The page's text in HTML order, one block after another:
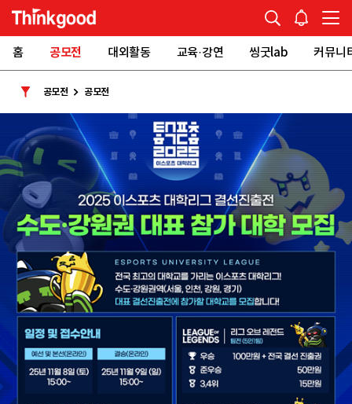
홈 공모전 대외활동 교육·강연 씽굿lab 커뮤니
공모전 공모전